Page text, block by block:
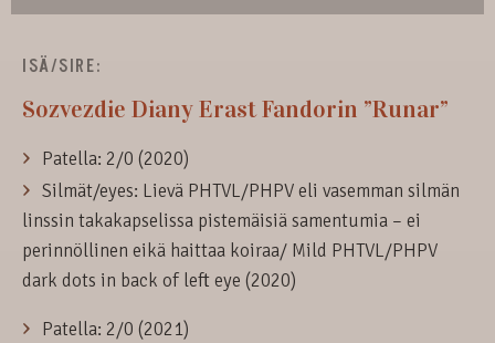
ISÄ/SIRE:
Sozvezdie Diany Erast Fandorin ”Runar”
Patella: 2/0 (2020)
Silmät/eyes: Lievä PHTVL/PHPV eli vasemman silmän
linssin takakapselissa pistemäisiä samentumia – ei
perinnöllinen eikä haittaa koiraa/ Mild PHTVL/PHPV
dark dots in back of left eye (2020)
Patella: 2/0 (2021)